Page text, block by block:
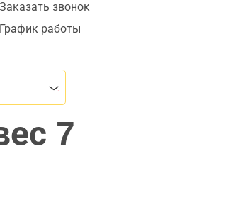
Заказать звонок
График работы
7